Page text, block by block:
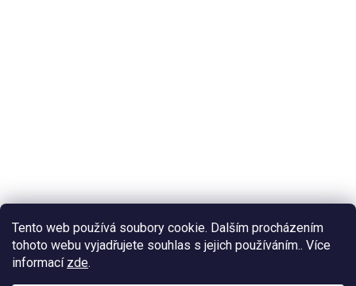
Tento web používá soubory cookie. Dalším procházením
tohoto webu vyjadřujete souhlas s jejich používáním.. Více
informací zde.